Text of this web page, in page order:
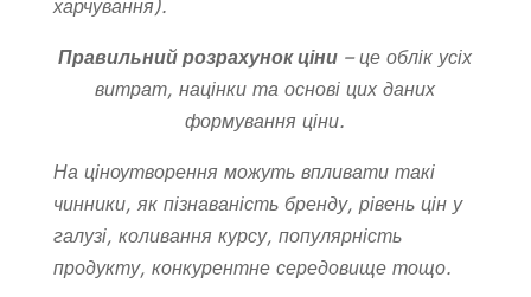
харчування).
Правильний розрахунок ціни – це облік усіх
витрат, націнки та основі цих даних
формування ціни.
На ціноутворення можуть впливати такі
чинники, як пізнаваність бренду, рівень цін у
галузі, коливання курсу, популярність
продукту, конкурентне середовище тощо.